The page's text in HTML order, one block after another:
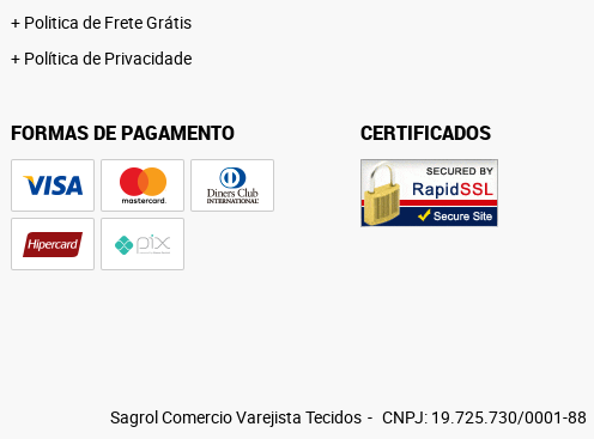
Politica de Frete Grátis
Política de Privacidade
FORMAS DE PAGAMENTO CERTIFICADOS
Sagrol Comercio Varejista Tecidos CNPJ: 19.725.730/0001-88